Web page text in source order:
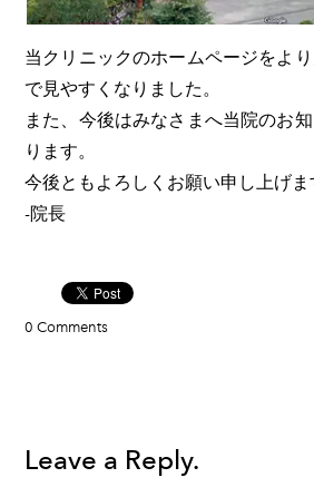
当クリニックのホームページをよ
で見やすくなりました。
また、今後はみなさまへ当院のお
ります。
今後ともよろしくお願い申し上げま
-院長
0 Comments
Leave a Reply.